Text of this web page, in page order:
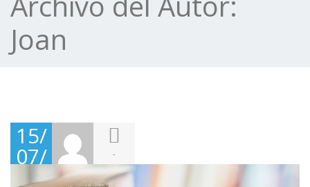
Joan
15/
07/
202
-